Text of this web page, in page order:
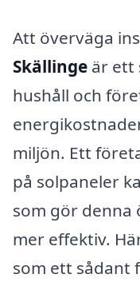
Att överväga
Skällinge är ett
hushåll och
miljön. Ett
på solpaneler
som gör denna
mer effektiv.
som ett sådant